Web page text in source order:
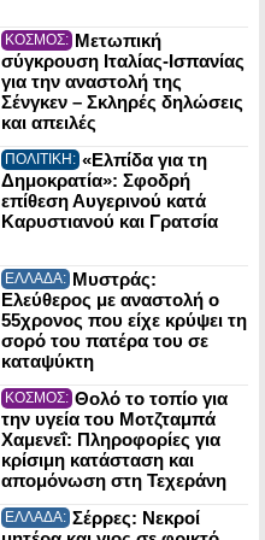
ΚΟΣΜΟΣ: Μετωπική
σύγκρουση Ιταλίας-Ισπανίας
για την αναστολή της
Σένγκεν – Σκληρές δηλώσεις
και απειλές
ΠΟΛΙΤΙΚΗ: «Ελπίδα για τη
Δημοκρατία»: Σφοδρή
επίθεση Αυγερινού κατά
Καρυστιανού και Γρατσία
ΕΛΛΑΔΑ: Μυστράς:
Ελεύθερος με αναστολή ο
55χρονος που είχε κρύψει τη
σορό του πατέρα του σε
καταψύκτη
ΚΟΣΜΟΣ: Θολό το τοπίο για
την υγεία του Μοτζταμπά
Χαμενεΐ: Πληροφορίες για
κρίσιμη κατάσταση και
απομόνωση στη Τεχεράνη
ΕΛΛΑΔΑ: Σέρρες: Νεκροί